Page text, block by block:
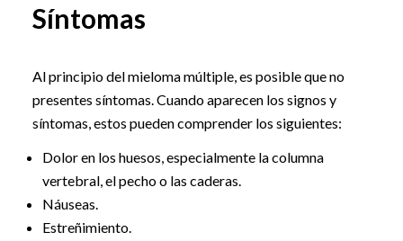
Síntomas
Al principio del mieloma múltiple, es posible que no
presentes síntomas. Cuando aparecen los signos y
síntomas, estos pueden comprender los siguientes:
Dolor en los huesos, especialmente la columna
vertebral, el pecho o las caderas.
Náuseas.
Estreñimiento.